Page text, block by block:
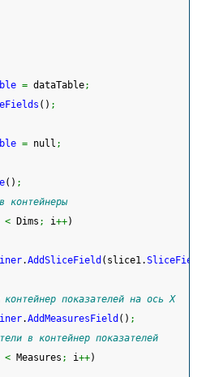
= dataTable;
( ) ;
= null ;
( ) ;
контейнеры
< Dims ; i++)
.AddSliceField ( slice1.
показателей на ось X
.AddMeasuresField ( ) ;
в контейнер показателей
< Measures ; i++)